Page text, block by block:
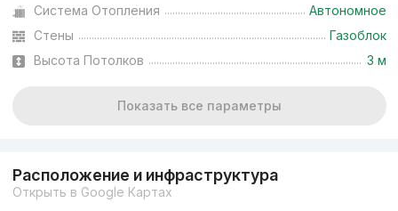
Система Отопления
Автономное
Стены
Газоблок
Высота Потолков
3 м
Показать все параметры
Расположение и инфраструктура
Открыть в Google Картах